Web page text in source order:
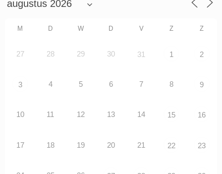
M D W D V Z Z
27 28 29 30 31 1 2
3 4 5 6 7 8 9
10 11 12 13 14 15 16
17 18 19 20 21 22 23